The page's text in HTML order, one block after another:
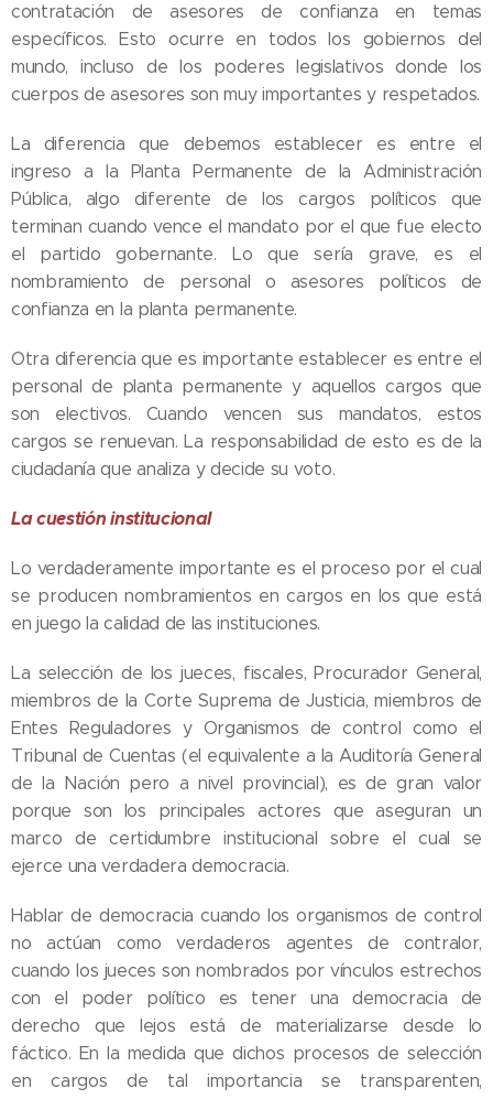
contratación de asesores de confianza en temas
específicos. Esto ocurre en todos los gobiernos del
mundo, incluso de los poderes legislativos donde los
cuerpos de asesores son muy importantes y respetados.
La diferencia que debemos establecer es entre el
ingreso a la Planta Permanente de la Administración
Pública, algo diferente de los cargos políticos que
terminan cuando vence el mandato por el que fue electo
el partido gobernante. Lo que sería grave, es el
nombramiento de personal o asesores políticos de
confianza en la planta permanente.
Otra diferencia que es importante establecer es entre el
personal de planta permanente y aquellos cargos que
son electivos. Cuando vencen sus mandatos, estos
cargos se renuevan. La responsabilidad de esto es de la
ciudadanía que analiza y decide su voto.
La cuestión institucional
Lo verdaderamente importante es el proceso por el cual
se producen nombramientos en cargos en los que está
en juego la calidad de las instituciones.
La selección de los jueces, fiscales, Procurador General,
miembros de la Corte Suprema de Justicia, miembros de
Entes Reguladores y Organismos de control como el
Tribunal de Cuentas (el equivalente a la Auditoría General
de la Nación pero a nivel provincial), es de gran valor
porque son los principales actores que aseguran un
marco de certidumbre institucional sobre el cual se
ejerce una verdadera democracia.
Hablar de democracia cuando los organismos de control
no actúan como verdaderos agentes de contralor,
cuando los jueces son nombrados por vínculos estrechos
con el poder político es tener una democracia de
derecho que lejos está de materializarse desde lo
fáctico. En la medida que dichos procesos de selección
en cargos de tal importancia se transparenten,